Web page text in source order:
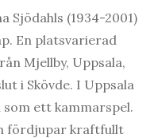
Sjödahls (1934-2001)
En platsvarierad
Mjellby, Uppsala,
i Skövde. I Uppsala
ett kammarspel.
fördjupar kraftfullt